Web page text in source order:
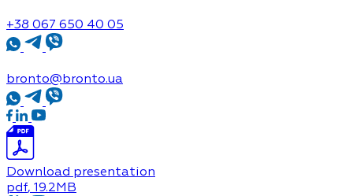
+38 067 650 40 05
bronto@bronto.ua
Download presentation
pdf, 19.2MB